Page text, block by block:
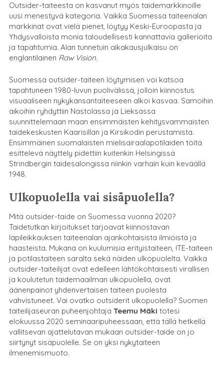
Outsider-taiteesta on kasvanut myös taidemarkkinoille
uusi menestyvä kategoria. Vaikka Suomessa taiteenalan
markkinat ovat vielä pienet, löytyy Keski-Euroopasta ja
Yhdysvalloista monia taloudellisesti kannattavia gallerioita
ja tapahtumia. Alan tunnetuin aikakausjulkaisu on
englantilainen Raw Vision.
Suomessa outsider-taiteen löytymisen voi katsoa
tapahtuneen 1980-luvun puolivälissä, jolloin kiinnostus
visuaaliseen nykykansantaiteeseen alkoi kasvaa. Samoihin
aikoihin ryhdyttiin Nastolassa ja Lieksassa
suunnittelemaan maan ensimmäisten kehitysvammaisten
taidekeskusten Kaarisillan ja Kirsikodin perustamista.
Ensimmäinen suomalaisten mielisairaalapotilaiden töitä
esittelevä näyttely pidettiin kuitenkin Helsingissä
Strindbergin taidesalongissa niinkin varhain kuin keväällä
1948.
Ulkopuolella vai sisäpuolella?
Mitä outsider-taide on Suomessa vuonna 2020?
Taidetutkan kirjoitukset tarjoavat kiinnostavan
läpileikkauksen taiteenalan ajankohtaisista ilmiöistä ja
haasteista. Mukana on kuulumisia erityistaiteen, ITE-taiteen
ja potilastaiteen saralta sekä näiden ulkopuolelta. Vaikka
outsider-taiteilijat ovat edelleen lähtökohtaisesti virallisen
ja koulutetun taidemaailman ulkopuolella, ovat
äänenpainot yhdenvertaisen taiteen puolesta
vahvistuneet. Vai ovatko outsiderit ulkopuolella? Suomen
taiteilijaseuran puheenjohtaja Teemu Mäki totesi
elokuussa 2020 seminaaripuheessaan, että tällä hetkellä
vallitsevan ajattelutavan mukaan outsider-taide on jo
siirtynyt sisäpuolelle. Se on yksi nykytaiteen
ilmenemismuoto.